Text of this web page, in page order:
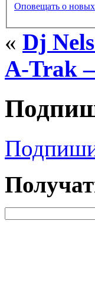
Оповещать о
« Dj
A-Trak